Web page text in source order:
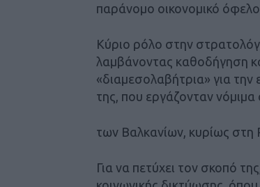
παράνομο οικονομικό
Κύριο ρόλο στην
λαμβάνοντας καθοδήγηση
«διαμεσολαβήτρια» για
της, που εργάζονταν
των Βαλκανίων, κυρίως στη
Για να πετύχει τον σκοπό